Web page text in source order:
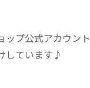
ップ公式アカウント
しています♪